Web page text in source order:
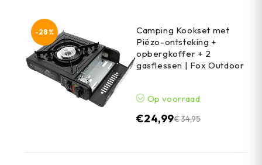
-28%
Camping Kookset met
Piëzo-ontsteking +
opbergkoffer + 2
gasflessen | Fox Outdoor
Op voorraad
€34,95
€24,99